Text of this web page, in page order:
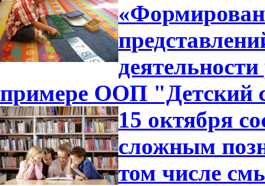
примере ООП "Детский
15 октября
сложным
том числе